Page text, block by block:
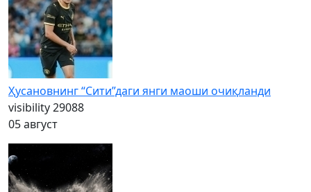
Ҳусановнинг “Сити”даги янги маоши очиқланди
visibility29088
05 август